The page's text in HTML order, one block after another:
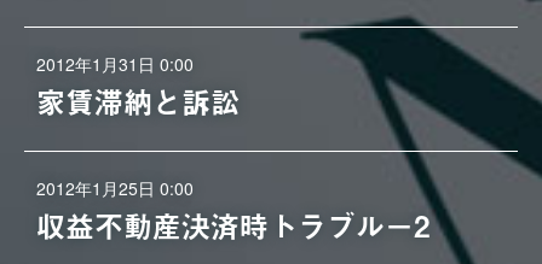
2012年1月31日 0:00
家賃滞納と訴訟
2012年1月25日 0:00
収益不動産決済時トラブル－2